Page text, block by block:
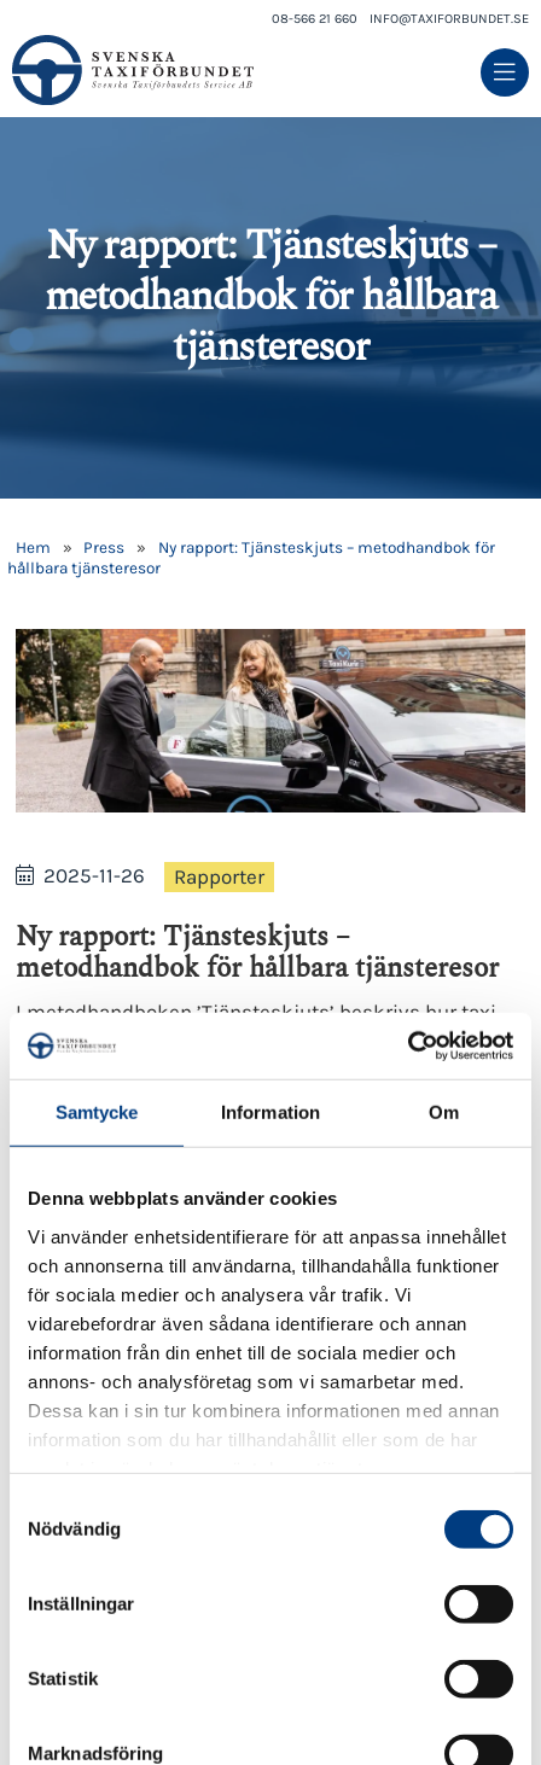
Samtycke Information Om
Denna webbplats använder cookies
Vi använder enhetsidentifierare för att anpassa innehållet
och annonserna till användarna, tillhandahålla funktioner
för sociala medier och analysera vår trafik. Vi
vidarebefordrar även sådana identifierare och annan
information från din enhet till de sociala medier och
annons- och analysföretag som vi samarbetar med.
Dessa kan i sin tur kombinera informationen med annan
information som du har tillhandahållit eller som de har
Nödvändig
Inställningar
Statistik
Marknadsföring
08-566 21 660 INFO@TAXIFORBUNDET.SE
Ny rapport: Tjänsteskjuts –
metodhandbok för hållbara
tjänsteresor
Hem » Press »
Ny rapport: Tjänsteskjuts – metodhandbok för
hållbara tjänsteresor
2025-11-26 Rapporter
Ny rapport: Tjänsteskjuts –
metodhandbok för hållbara tjänsteresor
I metodhandboken ’Tjänsteskjuts’ beskrivs hur taxi
kan bidra till en mer effektiv arbetsdag och bättre
ekonomi jämfört med ett innehav av tjänstebil.
organisationen kan komma igång med egen
tjänsteskjuts.
Svenska Taxiförbundet, Klimatkommunerna, Karlstad
forskningsinstitutet IVL Svenska Miljöinstitutet
studerat och utvärderat idén om skjutsverksamhet
(med taxi) som alternativ till ägda eller leasade
tjänstefordon. Drive Sweden har finansierat såväl
förstudie som pilotstudie.
Läs rapporten i helhet här:
bilden)
DELA:
DELA
PÅ
DELA
TWITTER
DELA
PÅ